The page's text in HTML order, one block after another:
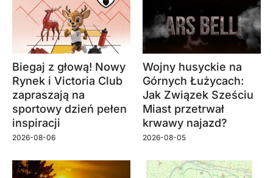
Biegaj z głową! Nowy
Rynek i Victoria Club
zapraszają na
sportowy dzień pełen
inspiracji
2026-08-06
Wojny husyckie na
Górnych Łużycach:
Jak Związek Sześciu
Miast przetrwał
krwawy najazd?
2026-08-05